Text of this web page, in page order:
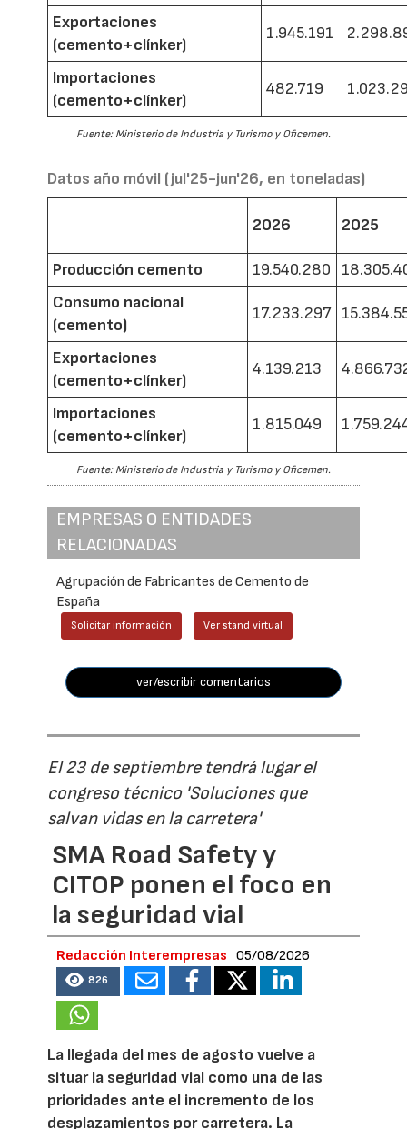
Exportaciones
(cemento+clínker)
1.945.191
Importaciones
(cemento+clínker)
482.719
Fuente: Ministerio de Industria y Turismo y Oficemen.
Datos año móvil (jul'25-jun'26, en toneladas)
2026 2025
Producción cemento 19.540.280
Consumo nacional
(cemento)
17.233.297
Exportaciones
(cemento+clínker)
4.139.213
Importaciones
(cemento+clínker)
1.815.049
Fuente: Ministerio de Industria y Turismo y Oficemen.
EMPRESAS O ENTIDADES
RELACIONADAS
Agrupación de Fabricantes de Cemento de
España
Solicitar información Ver stand virtual
ver/escribir comentarios
El 23 de septiembre tendrá lugar el
congreso técnico 'Soluciones que
salvan vidas en la carretera'
SMA Road Safety y
CITOP ponen el foco en
la seguridad vial
Redacción Interempresas 05/08/2026
826
La llegada del mes de agosto vuelve a
situar la seguridad vial como una de las
prioridades ante el incremento de los
desplazamientos por carretera. La